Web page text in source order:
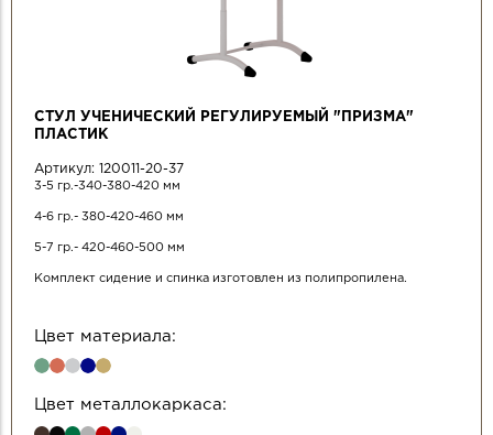
СТУЛ УЧЕНИЧЕСКИЙ РЕГУЛИРУЕМЫЙ "ПРИЗМА"
ПЛАСТИК
Артикул: 120011-20-37
3-5 гр.-340-380-420 мм
4-6 гр.- 380-420-460 мм
5-7 гр.- 420-460-500 мм
Комплект сидение и спинка изготовлен из полипропилена.
Цвет материала:
Цвет металлокаркаса: